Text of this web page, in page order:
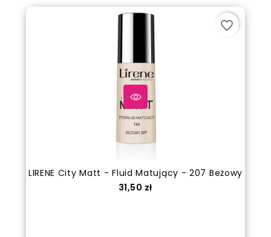
LIRENE City Matt - Fluid Matujący - 207 Beżowy
Cena
31,50 zł
favorite_border